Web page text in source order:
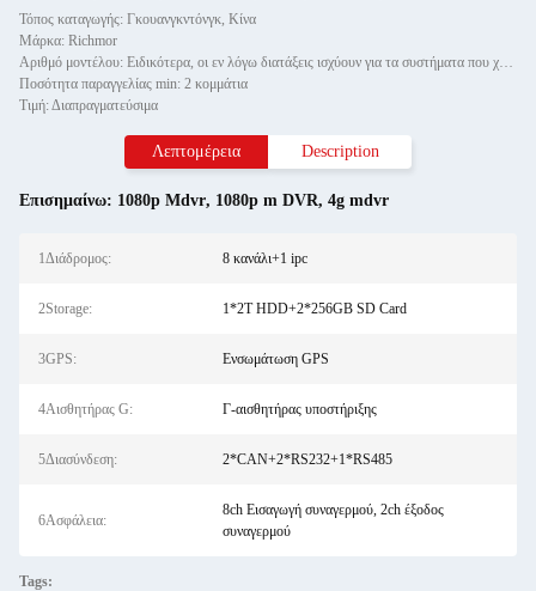
Τόπος καταγωγής: Γκουανγκντόνγκ, Κίνα
Μάρκα: Richmor
Αριθμό μοντέλου: Ειδικότερα, οι εν λόγω διατάξεις ισχύουν για τα συστήματα που χρησιμοποιούνται για την παρακολούθηση
Ποσότητα παραγγελίας min: 2 κομμάτια
Τιμή: Διαπραγματεύσιμα
Λεπτομέρεια Description
Επισημαίνω: 1080p Mdvr, 1080p m DVR, 4g mdvr
1Διάδρομος: 8 κανάλι+1 ipc
2Storage: 1*2T HDD+2*256GB SD Card
3GPS: Ενσωμάτωση GPS
4Αισθητήρας G: Γ-αισθητήρας υποστήριξης
5Διασύνδεση: 2*CAN+2*RS232+1*RS485
6Ασφάλεια:
8ch Εισαγωγή συναγερμού, 2ch έξοδος
συναγερμού
Tags: